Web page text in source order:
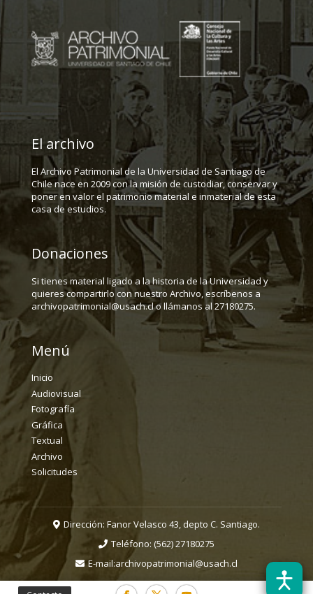
El archivo
El Archivo Patrimonial de la Universidad de Santiago de
Chile nace en 2009 con la misión de custodiar, conservar y
poner en valor el patrimonio material e inmaterial de esta
casa de estudios.
Donaciones
Si tienes material ligado a la historia de la Universidad y
quieres compartirlo con nuestro Archivo, escríbenos a
archivopatrimonial@usach.cl o llámanos al 27180275.
Menú
Inicio
Audiovisual
Fotografía
Gráfica
Textual
Archivo
Solicitudes
Dirección: Fanor Velasco 43, depto C. Santiago.
Teléfono: (562) 27180275
E-mail:archivopatrimonial@usach.cl